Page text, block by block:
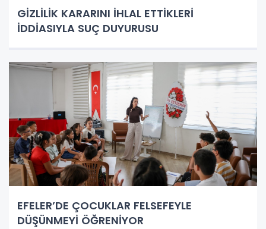
GİZLİLİK KARARINI İHLAL ETTİKLERİ
İDDİASIYLA SUÇ DUYURUSU
EFELER’DE ÇOCUKLAR FELSEFEYLE
DÜŞÜNMEYİ ÖĞRENİYOR